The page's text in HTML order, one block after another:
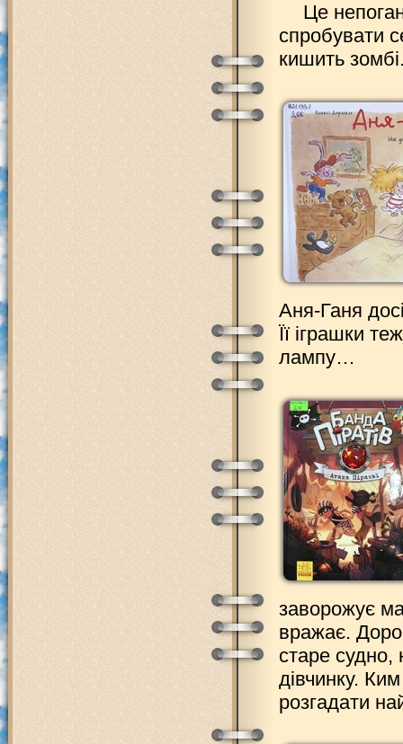
Це
спробувати
кишить
Аня-Ганя
Її іграшки
лампу…
заворожує
вражає.
старе судно,
дівчинку.
розгадати